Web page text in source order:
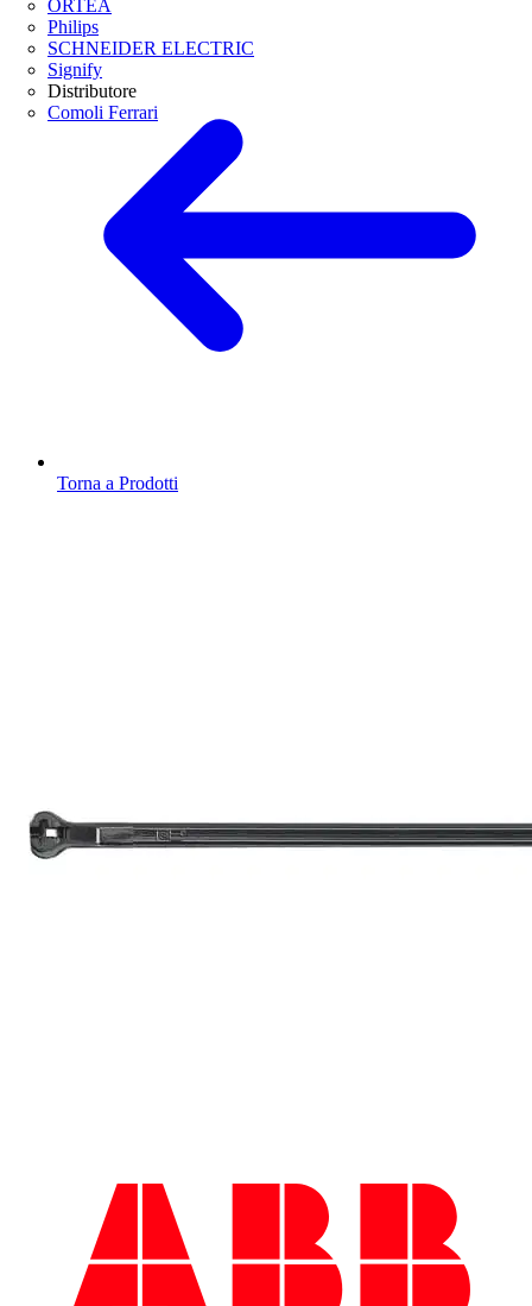
ORTEA
Philips
SCHNEIDER ELECTRIC
Signify
Distributore
Comoli Ferrari
Torna a Prodotti